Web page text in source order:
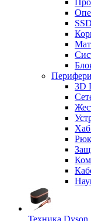
3D
Техника Dyson